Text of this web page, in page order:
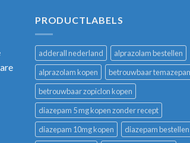
PRODUCTLABELS
adderall nederland
alprazolam bestellen
alprazolam kopen
betrouwbaar
betrouwbaar zopiclon kopen
diazepam 5 mg kopen zonder recept
diazepam 10mg kopen
diazepam bestellen